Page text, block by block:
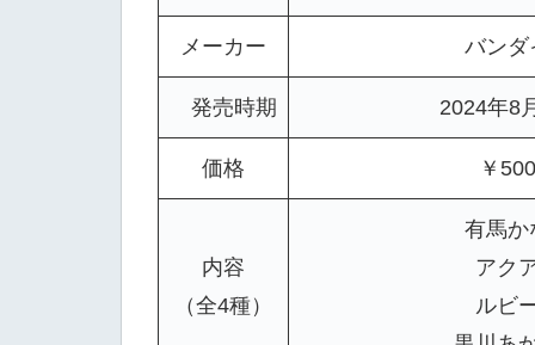
メーカー バンダ
発売時期 2024年8
価格 ￥500
内容
（全4種）
有馬か
アク
ルビ